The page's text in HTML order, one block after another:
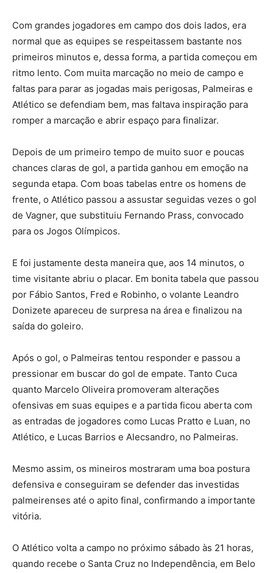
Com grandes jogadores em campo dos dois lados, era
normal que as equipes se respeitassem bastante nos
primeiros minutos e, dessa forma, a partida começou em
ritmo lento. Com muita marcação no meio de campo e
faltas para parar as jogadas mais perigosas, Palmeiras e
Atlético se defendiam bem, mas faltava inspiração para
romper a marcação e abrir espaço para finalizar.
Depois de um primeiro tempo de muito suor e poucas
chances claras de gol, a partida ganhou em emoção na
segunda etapa. Com boas tabelas entre os homens de
frente, o Atlético passou a assustar seguidas vezes o gol
de Vagner, que substituiu Fernando Prass, convocado
para os Jogos Olímpicos.
E foi justamente desta maneira que, aos 14 minutos, o
time visitante abriu o placar. Em bonita tabela que passou
por Fábio Santos, Fred e Robinho, o volante Leandro
Donizete apareceu de surpresa na área e finalizou na
saída do goleiro.
Após o gol, o Palmeiras tentou responder e passou a
pressionar em buscar do gol de empate. Tanto Cuca
quanto Marcelo Oliveira promoveram alterações
ofensivas em suas equipes e a partida ficou aberta com
as entradas de jogadores como Lucas Pratto e Luan, no
Atlético, e Lucas Barrios e Alecsandro, no Palmeiras.
Mesmo assim, os mineiros mostraram uma boa postura
defensiva e conseguiram se defender das investidas
palmeirenses até o apito final, confirmando a importante
vitória.
O Atlético volta a campo no próximo sábado às 21 horas,
quando recebe o Santa Cruz no Independência, em Belo